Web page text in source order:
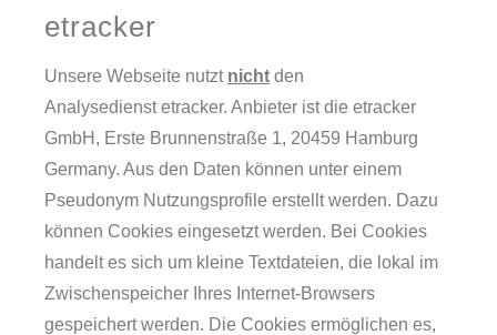
etracker
Unsere Webseite nutzt nicht den
Analysedienst etracker. Anbieter ist die etracker
GmbH, Erste Brunnenstraße 1, 20459 Hamburg
Germany. Aus den Daten können unter einem
Pseudonym Nutzungsprofile erstellt werden. Dazu
können Cookies eingesetzt werden. Bei Cookies
handelt es sich um kleine Textdateien, die lokal im
Zwischenspeicher Ihres Internet-Browsers
gespeichert werden. Die Cookies ermöglichen es,